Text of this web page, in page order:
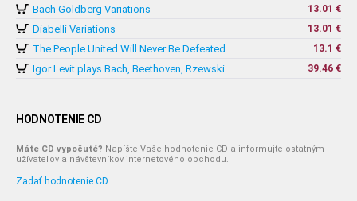
Bach Goldberg Variations 13.01 €
Diabelli Variations 13.01 €
The People United Will Never Be Defeated 13.1 €
Igor Levit plays Bach, Beethoven, Rzewski 39.46 €
HODNOTENIE CD
Máte CD vypočuté? Napíšte Vaše hodnotenie CD a informujte ostatným
užívateľov a návštevníkov internetového obchodu.
Zadať hodnotenie CD